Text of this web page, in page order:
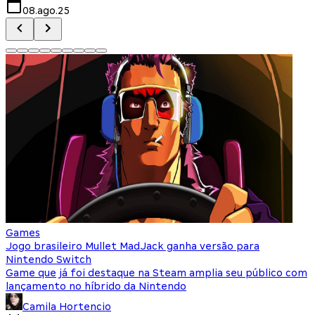
08.ago.25
Games
Jogo brasileiro Mullet MadJack ganha versão para
Nintendo Switch
Game que já foi destaque na Steam amplia seu público com
lançamento no híbrido da Nintendo
Camila Hortencio